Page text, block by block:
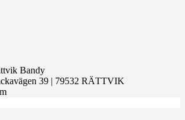
Bandy
39 | 79532 RÄTTVIK